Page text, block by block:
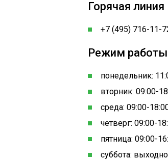
Горячая линия
+7 (495) 716-11-
Режим работы
понедельник:
вторник: 09:00-
среда: 09:00-
четверг: 09:00-
пятница: 09:00-
суббота: